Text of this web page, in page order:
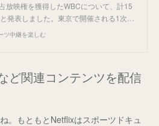
放映権を獲得したWBCについて、計15
発表しました。東京で開催される1次…
ツ中継を楽しむ
ど関連コンテンツを配信
。もともとNetflixはスポーツドキュ